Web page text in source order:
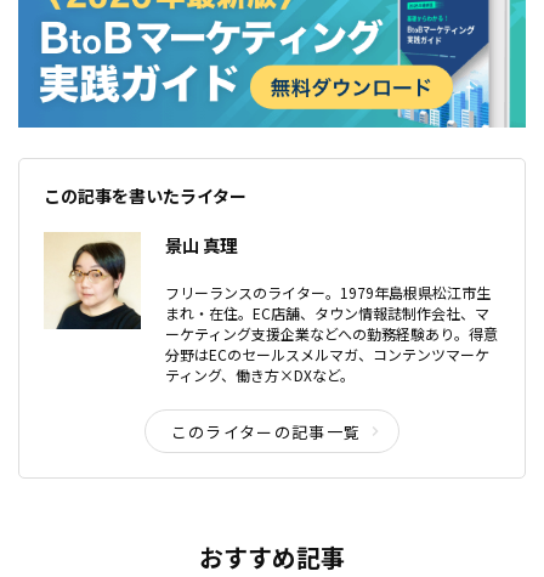
この記事を書いたライター
景山 真理
フリーランスのライター。1979年島根県松江市生
まれ・在住。EC店舗、タウン情報誌制作会社、マ
ーケティング支援企業などへの勤務経験あり。得意
分野はECのセールスメルマガ、コンテンツマーケ
ティング、働き方×DXなど。
このライターの記事一覧
おすすめ記事